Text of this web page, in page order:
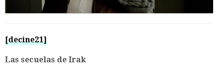
[decine21]
Las secuelas de Irak